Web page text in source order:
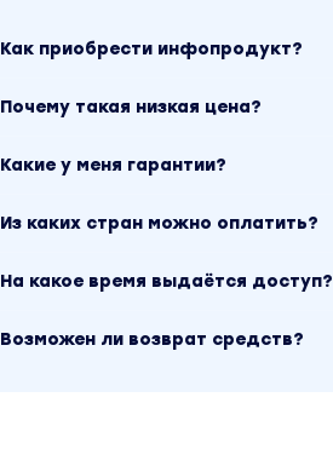
Как приобрести инфопродукт?
Почему такая низкая цена?
Какие у меня гарантии?
Из каких стран можно оплатить?
На какое время выдаётся доступ?
Возможен ли возврат средств?